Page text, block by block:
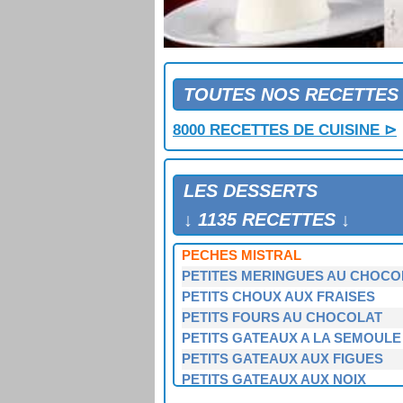
TOUTES NOS RECETTES
8000 RECETTES DE CUISINE ⊳
LES DESSERTS
↓ 1135 RECETTES ↓
PAVE DE MARRONS
PAVES AU CITRON
PECHE MELBA
PECHES A LA GRENADINE
PECHES AU SABAYON
PECHES AUX FRAISES
PECHES CARDINAL
PECHES DE VIGNE CARDINALE
PECHES FARCIES
PECHES FLAMBEES
PECHES FLAMBEES A LA GLACE
PECHES MISTRAL
PETITES MERINGUES AU
PETITS CHOUX AUX FRAISES
PETITS FOURS AU CHOCOLAT
PETITS GATEAUX A LA SEMOULE
PETITS GATEAUX AUX FIGUES
PETITS GATEAUX AUX NOIX